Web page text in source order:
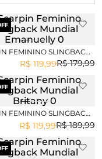
FEMININO SLINGBACK
EMANUELLY R$ 179,99
R$ 119,99
FEMININO SLINGBACK
BRITANY
R$ 189,99
R$ 119,99